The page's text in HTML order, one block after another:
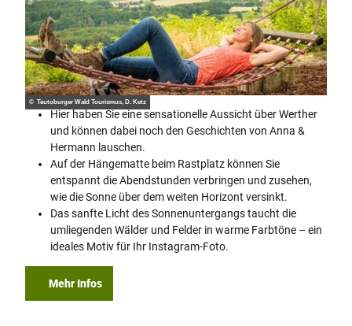
© Teutoburger Wald Tourismus, D. Ketz
Hier haben Sie eine sensationelle Aussicht über Werther
und können dabei noch den Geschichten von Anna &
Hermann lauschen.
Auf der Hängematte beim Rastplatz können Sie
entspannt die Abendstunden verbringen und zusehen,
wie die Sonne über dem weiten Horizont versinkt.
Das sanfte Licht des Sonnenuntergangs taucht die
umliegenden Wälder und Felder in warme Farbtöne – ein
ideales Motiv für Ihr Instagram-Foto.
Mehr Infos